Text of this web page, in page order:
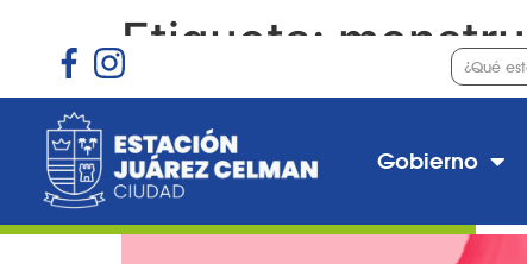
Gobierno
Etiqueta:
Programa